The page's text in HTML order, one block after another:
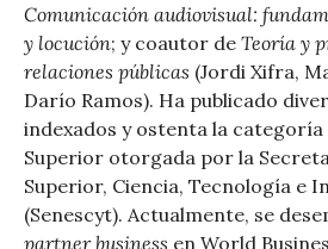
Comunicación audiovisual:
y locución; y coautor de Teoría y
relaciones públicas (Jordi Xifra,
Darío Ramos). Ha publicado
indexados y ostenta la
Superior otorgada por la
Superior, Ciencia, Tecnología e
(Senescyt). Actualmente, se
partner business en World